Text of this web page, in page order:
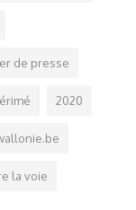
de presse
2020
la voie